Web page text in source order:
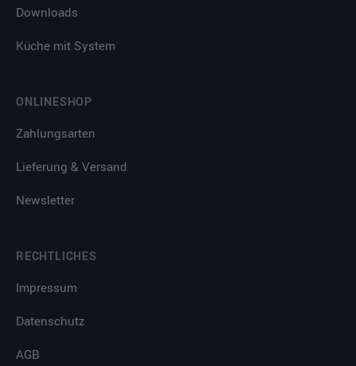
Downloads
Küche mit System
ONLINESHOP
Zahlungsarten
Lieferung & Versand
Newsletter
RECHTLICHES
Impressum
Datenschutz
AGB